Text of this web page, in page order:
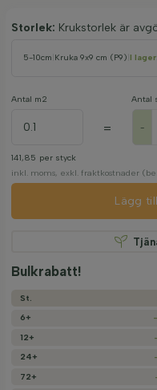
Storlek: Krukstorlek är
5-10cm Kruka 9x9 cm (P9) I lager
Antal m2
=
Antal
-
141,85 per styck
inkl. moms, exkl. fraktkostnader
Lägg
Bulkrabatt!
St.
6+
12+
24+
72+